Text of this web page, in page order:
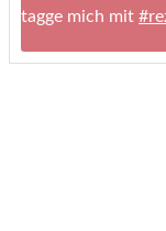
tagge mich mit